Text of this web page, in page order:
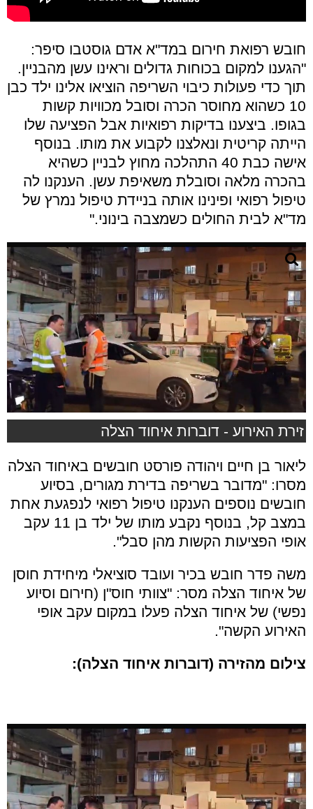
חובש רפואת חירום במד"א אדם גוסטבו סיפר:
"הגענו למקום בכוחות גדולים וראינו עשן מהבניין.
תוך כדי פעולות כיבוי השריפה הוציאו אלינו ילד כבן
10 כשהוא מחוסר הכרה וסובל מכוויות קשות
בגופו. ביצענו בדיקות רפואיות אבל הפציעה שלו
הייתה קריטית ונאלצנו לקבוע את מותו. בנוסף
אישה כבת 40 התהלכה מחוץ לבניין כשהיא
בהכרה מלאה וסובלת משאיפת עשן. הענקנו לה
טיפול רפואי ופינינו אותה בניידת טיפול נמרץ של
מד"א לבית החולים כשמצבה בינוני."
זירת האירוע - דוברות איחוד הצלה
ליאור בן חיים ויהודה פורסט חובשים באיחוד הצלה
מסרו: "מדובר בשריפה בדירת מגורים, בסיוע
חובשים נוספים הענקנו טיפול רפואי לנפגעת אחת
במצב קל, בנוסף נקבע מותו של ילד בן 11 עקב
אופי הפציעות הקשות מהן סבל".
משה פדר חובש בכיר ועובד סוציאלי מיחידת חוסן
של איחוד הצלה מסר: "צוותי חוס"ן (חירום וסיוע
נפשי) של איחוד הצלה פעלו במקום עקב אופי
האירוע הקשה".
צילום מהזירה (דוברות איחוד הצלה):